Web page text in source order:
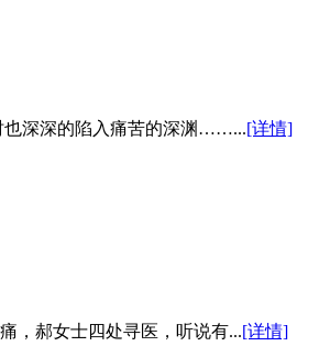
也深深的陷入痛苦的深渊……...[详情]
，郝女士四处寻医，听说有...[详情]